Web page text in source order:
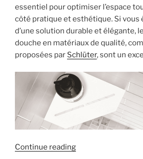
essentiel pour optimiser l’espace
côté pratique et esthétique. Si vous
d’une solution durable et élégante,
douche en matériaux de qualité,
proposées par Schlüter, sont un
Continue reading« La